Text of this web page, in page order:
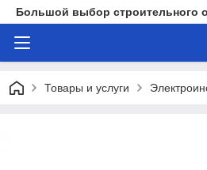
Большой выбор строительного
Товары и услуги